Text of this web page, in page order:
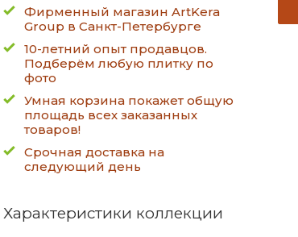
Фирменный магазин ArtKera
Group в Санкт-Петербурге
10-летний опыт продавцов.
Подберём любую плитку по
фото
Умная корзина покажет общую
площадь всех заказанных
товаров!
Срочная доставка на
следующий день
Характеристики коллекции